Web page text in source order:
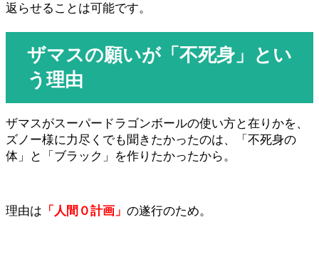
返らせることは可能です。
ザマスの願いが「不死身」とい
う理由
ザマスがスーパードラゴンボールの使い方と在りかを、
ズノー様に力尽くでも聞きたかったのは、「不死身の
体」と「ブラック」を作りたかったから。
理由は 「人間０計画」 の遂行のため。